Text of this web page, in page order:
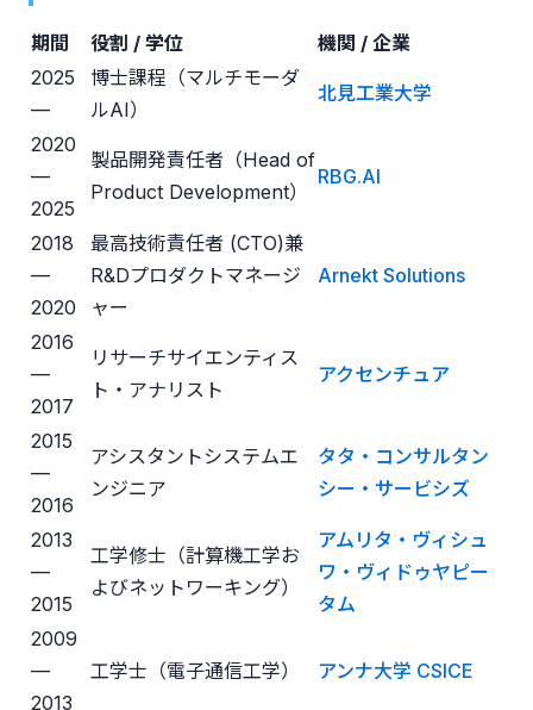
期間 役割 / 学位
機関 / 企業
2025
—
博士課程（マルチモーダ
ルAI）
北見工業大学
2020
—
2025
製品開発責任者（Head of
Product Development）
RBG.AI
2018
—
2020
最高技術責任者 (CTO)兼
R&Dプロダクトマネージ
ャー
Arnekt Solutions
2016
—
2017
リサーチサイエンティス
ト・アナリスト
アクセンチュア
2015
—
2016
アシスタントシステムエ
ンジニア
タタ・コンサルタン
シー・サービシズ
2013
—
2015
工学修士（計算機工学お
よびネットワーキング）
アムリタ・ヴィシュ
ワ・ヴィドゥヤピー
タム
2009
—
2013
工学士（電子通信工学） アンナ大学 CSICE